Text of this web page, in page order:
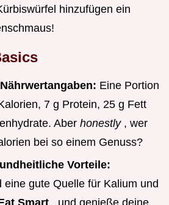
hinzufügen ein
Eine Portion
7 g Protein, 25 g Fett
Aber honestly , wer
bei so einem Genuss?
Vorteile:
eine gute Quelle für Kalium und
Smart , und genieße deine